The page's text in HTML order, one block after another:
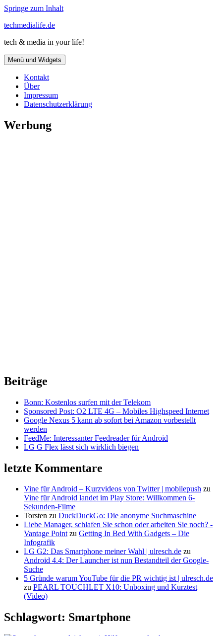
Springe zum Inhalt
techmedialife.de
tech & media in your life!
Menü und Widgets
Kontakt
Über
Impressum
Datenschutzerklärung
Werbung
Beiträge
Bonn: Kostenlos surfen mit der Telekom
Sponsored Post: O2 LTE 4G – Mobiles Highspeed Internet
Google Nexus 5 kann ab sofort bei Amazon vorbestellt
werden
FeedMe: Interessanter Feedreader für Android
LG G Flex lässt sich wirklich biegen
letzte Kommentare
Vine für Android – Kurzvideos von Twitter | mobilepush zu
Vine für Android landet im Play Store: Willkommen 6-
Sekunden-Filme
Torsten zu DuckDuckGo: Die anonyme Suchmaschine
Liebe Manager, schlafen Sie schon oder arbeiten Sie noch? -
Vantage Pointzu Getting In Bed With Gadgets – Die
Infografik
LG G2: Das Smartphone meiner Wahl | ulresch.de zu
Android 4.4: Der Launcher ist nun Bestandteil der Google-
Suche
5 Gründe warum YouTube für die PR wichtig ist | ulresch.de
zu PEARL TOUCHLET X10: Unboxing und Kurztest
(Video)
Schlagwort: Smartphone